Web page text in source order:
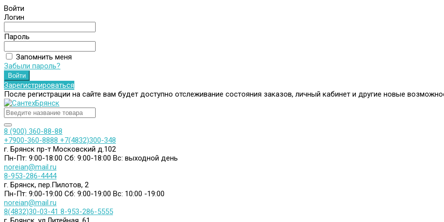
Войти
Логин
Пароль
Запомнить меня
Забыли пароль?
Зарегистрироваться
После регистрации на сайте вам будет доступно отслеживание состояния заказов, личный кабинет и другие новые
8 (900) 360-88-88
+7900-360-8888 +7(4832)300-348
г. Брянск пр-т Московский д.102
Пн-Пт: 9:00-18:00 Сб: 9:00-18:00 Вс: выходной день
noreian@mail.ru
8-953-286-4444
г. Брянск, пер.Пилотов, 2
Пн-Пт: 9:00-19:00 Сб: 9:00-19:00 Вс: 10:00 -19:00
noreian@mail.ru
8(4832)30-03-41 8-953-286-5555